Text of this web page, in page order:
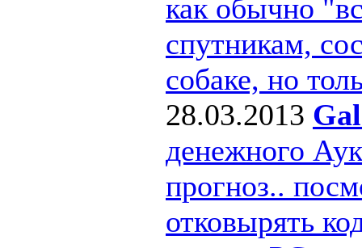
как обычно
спутникам,
собаке, но
28.03.2013
денежного
прогноз..
отковырять